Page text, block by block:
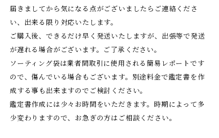
届きましてから気になる点がございましたらご連絡くださ
い、出来る限り対応いたします。
ご購入後、できるだけ早く発送いたしますが、出張等で発送
が遅れる場合がございます。ご了承ください。
ソーティング袋は業者間取引に使用される簡易レポートです
ので、傷んでいる場合もございます。別途料金で鑑定書を作
成する事も出来ますのでご検討ください。
鑑定書作成には少々お時間をいただきます。時期によって多
少変わりますので、お急ぎの方はご相談ください。